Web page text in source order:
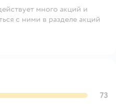
много акций и
с ними в разделе акций
73